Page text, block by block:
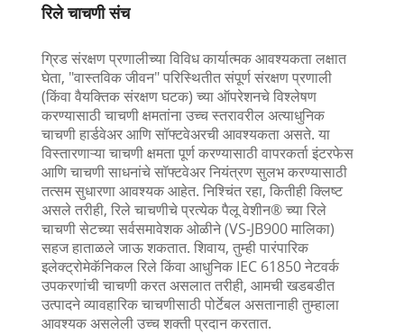
रिले चाचणी संच
ग्रिड संरक्षण प्रणालीच्या विविध कार्यात्मक आवश्यकता लक्षात
घेता, "वास्तविक जीवन" परिस्थितीत संपूर्ण संरक्षण प्रणाली
(किंवा वैयक्तिक संरक्षण घटक) च्या ऑपरेशनचे विश्लेषण
करण्यासाठी चाचणी क्षमतांना उच्च स्तरावरील अत्याधुनिक
चाचणी हार्डवेअर आणि सॉफ्टवेअरची आवश्यकता असते. या
विस्तारणाऱ्या चाचणी क्षमता पूर्ण करण्यासाठी वापरकर्ता इंटरफेस
आणि चाचणी साधनांचे सॉफ्टवेअर नियंत्रण सुलभ करण्यासाठी
तत्सम सुधारणा आवश्यक आहेत. निश्चिंत रहा, कितीही क्लिष्ट
असले तरीही, रिले चाचणीचे प्रत्येक पैलू वेशीन® च्या रिले
चाचणी सेटच्या सर्वसमावेशक ओळीने (VS-JB900 मालिका)
सहज हाताळले जाऊ शकतात. शिवाय, तुम्ही पारंपारिक
इलेक्ट्रोमेकॅनिकल रिले किंवा आधुनिक IEC 61850 नेटवर्क
उपकरणांची चाचणी करत असलात तरीही, आमची खडबडीत
उत्पादने व्यावहारिक चाचणीसाठी पोर्टेबल असतानाही तुम्हाला
आवश्यक असलेली उच्च शक्ती प्रदान करतात.